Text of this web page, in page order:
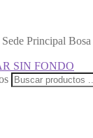
Principal Bosa